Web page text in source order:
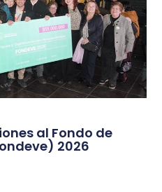
al Fondo de
2026